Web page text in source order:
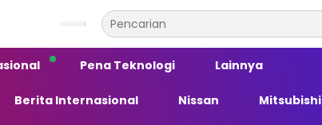
Pena Teknologi Lainnya
Berita Internasional Nissan Mitsubishi